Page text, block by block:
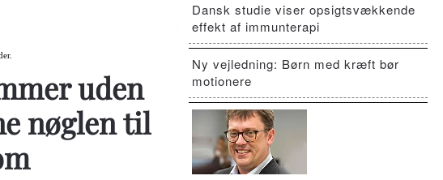
uden
nøglen til
Dansk studie viser opsigtsvækkende
effekt af immunterapi
Ny vejledning: Børn med kræft bør
motionere